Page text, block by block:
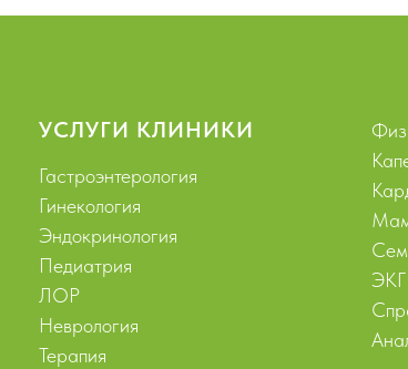
УСЛУГИ КЛИНИКИ
Гастроэнтерология
Гинекология
Эндокринология
Педиатрия
ЛОР
Неврология
Терапия
ЭКГ